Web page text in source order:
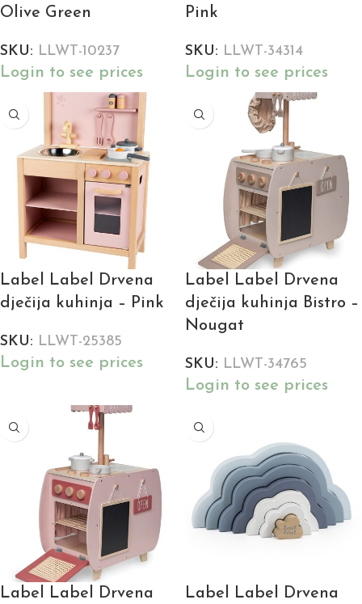
Olive Green
SKU: LLWT-10237
Login to see prices
Pink
SKU: LLWT-34314
Login to see prices
Label Label Drvena
dječija kuhinja – Pink
SKU: LLWT-25385
Login to see prices
Label Label Drvena
dječija kuhinja Bistro –
Nougat
SKU: LLWT-34765
Login to see prices
Label Label Drvena
Label Label Drvena